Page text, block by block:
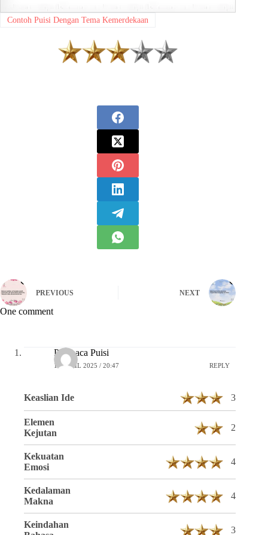
Contoh Puisi Dengan Tema Kemerdekaan
PREVIOUS NEXT
One comment
Pembaca Puisi
16 APRIL 2025 / 20:47 REPLY
Keaslian Ide 3
Elemen
Kejutan
2
Kekuatan
Emosi
4
Kedalaman
Makna
4
Keindahan
3